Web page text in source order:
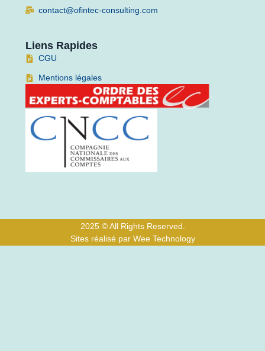
contact@ofintec-consulting.com
Liens Rapides
CGU
Mentions légales
2025 © All Rights Reserved.
Sites réalisé par Wee Technology